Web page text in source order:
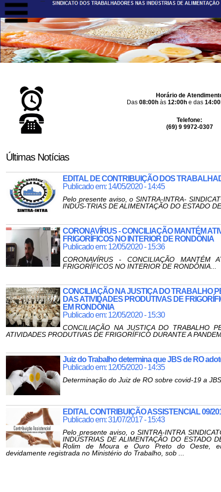
Últimas Notícias
EDITAL DE CONTRIBUIÇÃO DOS
Publicado em: 14/05/2020 - 14:45
Pelo presente aviso, o SINTRA-INTRA-
INDÚS-TRIAS DE ALIMENTAÇÃO DO ESTADO
CORONAVÍRUS - CONCILIAÇÃO MANTÉM
FRIGORÍFICOS NO INTERIOR DE RONDÔNIA
Publicado em: 12/05/2020 - 15:36
CORONAVÍRUS - CONCILIAÇÃO MANTÉM
FRIGORÍFICOS NO INTERIOR DE RONDÔNIA...
CONCILIAÇÃO NA JUSTIÇA DO TRABALHO
DAS ATIVIDADES PRODUTIVAS DE
EM RONDÔNIA
Publicado em: 12/05/2020 - 15:30
CONCILIAÇÃO NA JUSTIÇA DO TRABALHO
ATIVIDADES PRODUTIVAS DE FRIGORÍFICO DURANTE A
Juiz do Trabalho determina que JBS de RO
Publicado em: 12/05/2020 - 14:35
Determinação do Juiz de RO sobre covid-19 a
EDITAL CONTRIBUIÇÃO ASSISTENCIAL 09/
Publicado em: 31/07/2017 - 15:43
Pelo presente aviso, o SINTRA-INTRA
INDÚSTRIAS DE ALIMENTAÇÃO DO ESTADO
Rolim de Moura e Ouro Preto do Oeste,
devidamente registrada no Ministério do Trabalho, sob ...